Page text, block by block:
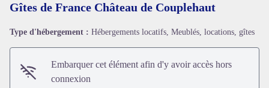
Voir l'image en plein écran
Gîtes de France Château de Couplehaut
Type d'hébergement : Hébergements locatifs, Meublés, locations, gîtes
Embarquer cet élément afin d'y avoir accès hors
connexion